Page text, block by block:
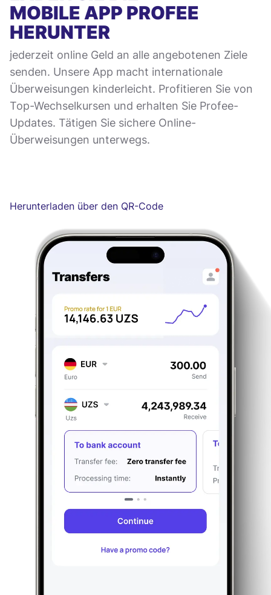
MOBILE APP PROFEE
HERUNTER
jederzeit online Geld an alle angebotenen Ziele
senden. Unsere App macht internationale
Überweisungen kinderleicht. Profitieren Sie von
Top-Wechselkursen und erhalten Sie Profee-
Updates. Tätigen Sie sichere Online-
Überweisungen unterwegs.
Herunterladen über den QR-Code